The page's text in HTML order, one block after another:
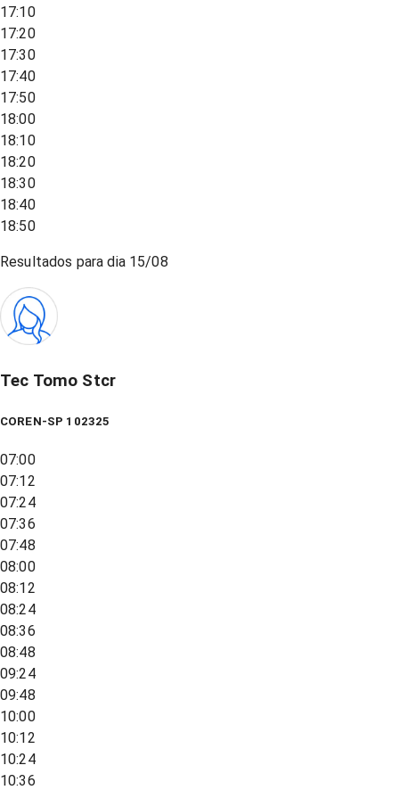
17:10
17:20
17:30
17:40
17:50
18:00
18:10
18:20
18:30
18:40
18:50
Resultados para dia 15/08
Tec Tomo Stcr
COREN-SP 102325
07:00
07:12
07:24
07:36
07:48
08:00
08:12
08:24
08:36
08:48
09:24
09:48
10:00
10:12
10:24
10:36